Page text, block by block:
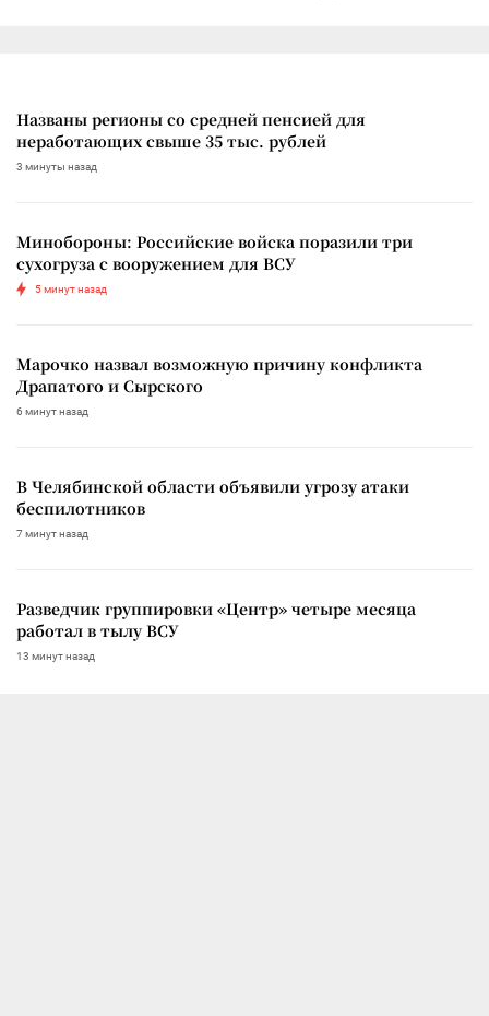
Названы регионы со средней пенсией для
неработающих свыше 35 тыс. рублей
3 минуты назад
Минобороны: Российские войска поразили три
сухогруза с вооружением для ВСУ
5 минут назад
Марочко назвал возможную причину конфликта
Драпатого и Сырского
6 минут назад
В Челябинской области объявили угрозу атаки
беспилотников
7 минут назад
Разведчик группировки «Центр» четыре месяца
работал в тылу ВСУ
13 минут назад